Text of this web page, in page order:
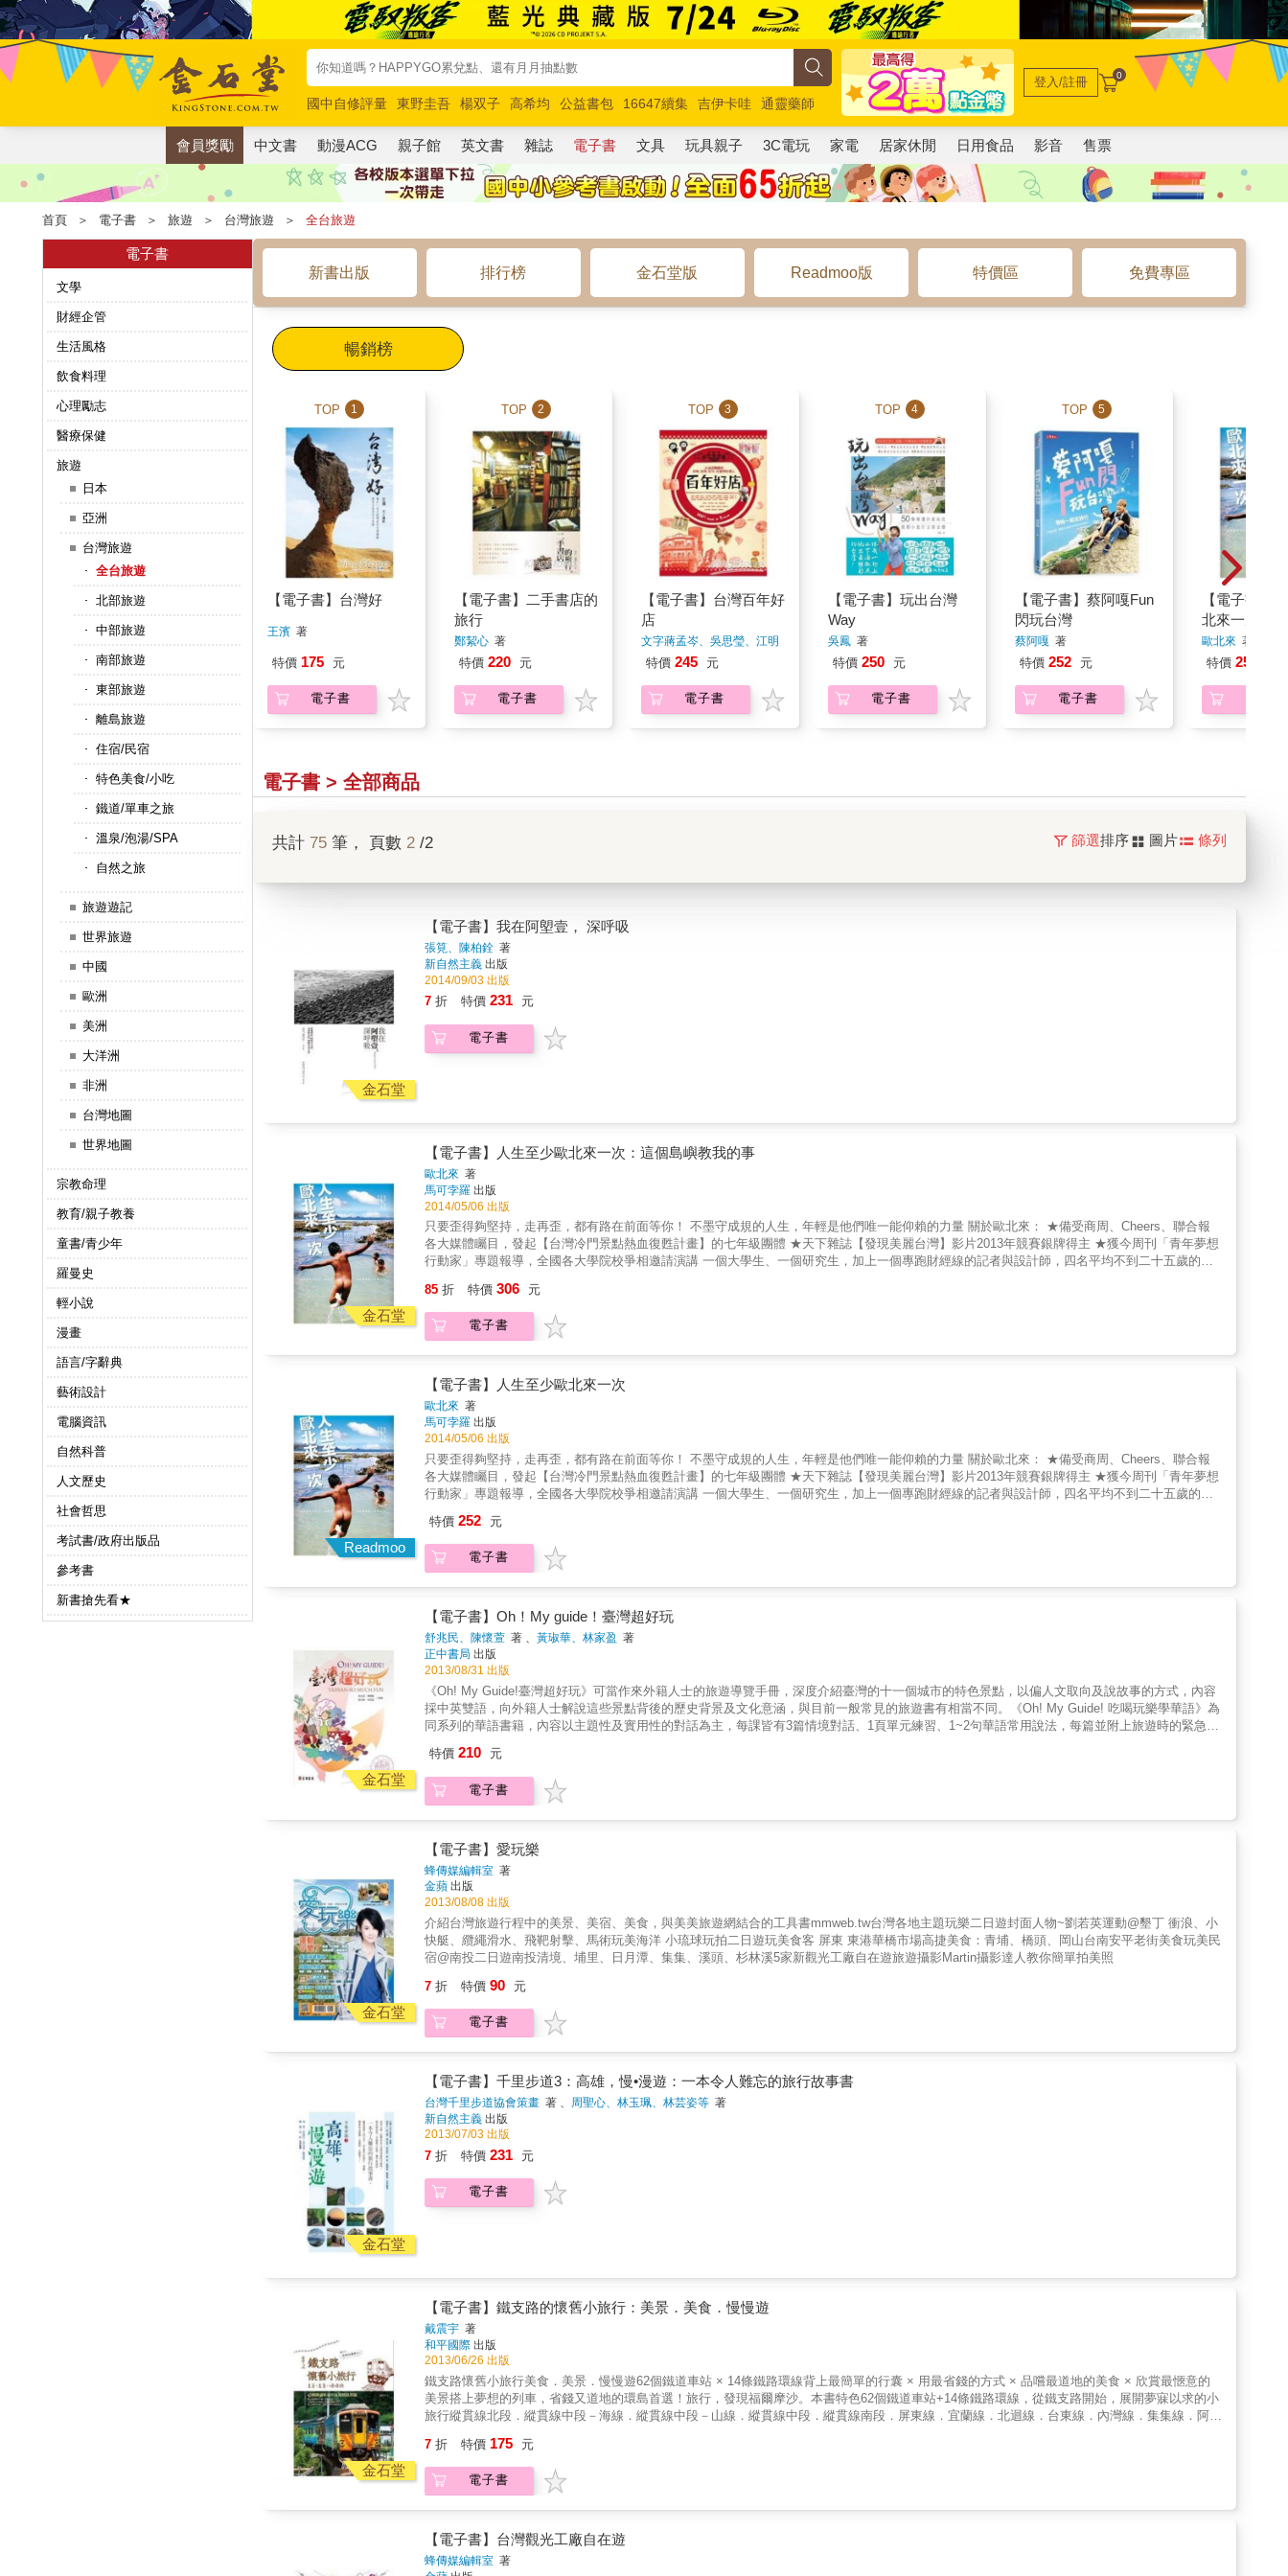
國中自修評量 東野圭吾 楊双子 高希均 公益書包 16647續集 吉伊卡哇
通靈藥師
唯紅花綻放
奧德賽 路邊攤新作 馬斯克 玩具總動員5 超慢跑
登入/註冊 0
會員獎勵 中文書 動漫ACG 親子館 英文書 雜誌 電子書 文具 玩具親子 3C電玩 家電 居家休閒 日用食品 影音 售票
首頁 ＞ 電子書 ＞ 旅遊 ＞ 台灣旅遊 ＞ 全台旅遊
電子書
文學
財經企管
生活風格
飲食料理
心理勵志
醫療保健
旅遊
日本
亞洲
台灣旅遊
全台旅遊
北部旅遊
中部旅遊
南部旅遊
東部旅遊
離島旅遊
住宿/民宿
特色美食/小吃
鐵道/單車之旅
溫泉/泡湯/SPA
自然之旅
旅遊遊記
世界旅遊
中國
歐洲
美洲
大洋洲
非洲
台灣地圖
世界地圖
宗教命理
教育/親子教養
童書/青少年
羅曼史
輕小說
漫畫
語言/字辭典
藝術設計
電腦資訊
自然科普
人文歷史
社會哲思
考試書/政府出版品
參考書
新書搶先看★
新書出版 排行榜 金石堂版 Readmoo版 特價區 免費專區
暢銷榜
TOP 1
【電子書】台灣好
王濱著
特價 175 元
電子書
TOP 2
【電子書】二手書店的
旅行
鄭絜心著
特價 220 元
電子書
TOP 3
【電子書】台灣百年好
店
文字蔣孟岑、吳思瑩、江明
麗著
特價 245 元
電子書
TOP 4
【電子書】玩出台灣
Way
吳鳳著
特價 250 元
電子書
TOP 5
【電子書】蔡阿嘎Fun
閃玩台灣
蔡阿嘎著
特價 252 元
電子書
【電子書】
北來一次
歐北來 著
特價 252
電子書 > 全部商品
共計 75 筆， 頁數 2 /2 篩選排序 圖片 條列
金石堂
【電子書】我在阿塱壹， 深呼吸
張筧、陳柏銓 著
新自然主義 出版
2014/09/03 出版
7 折 特價 231 元
電子書
金石堂
【電子書】人生至少歐北來一次：這個島嶼教我的事
歐北來 著
馬可孛羅 出版
2014/05/06 出版
只要歪得夠堅持，走再歪，都有路在前面等你！ 不墨守成規的人生，年輕是他們唯一能仰賴的力量 關於歐北來： ★備受商周、Cheers、聯合報
各大媒體矚目，發起【台灣冷門景點熱血復甦計畫】的七年級團體 ★天下雜誌【發現美麗台灣】影片2013年競賽銀牌得主 ★獲今周刊「青年夢想
行動家」專題報導，全國各大學院校爭相邀請演講 一個大學生、一個研究生，加上一個專跑財經線的記者與設計師，四名平均不到二十五歲的年
低估了你自己。 「歐北來」在台語中是「胡亂來」的意思，而在長輩眼中，這群歐北來青年也似乎把人生走歪得很徹底。沒有收入、沒有經濟奧
援，他們啃著夢想，用腳踏遍台灣，蒐集正在消失的鄉土角落，以及那些被我們遺忘的美好故事。 這是一群年輕人歐北來壯遊台灣的故事，他們
在路上認識了各式各樣的人：真人版虎克船長、流浪街頭的藝術家、返鄉奮鬥的創業青年&hellip;&hellip;對他們而言，這些人不僅是一道道擦身而
85 折 特價 306 元
電子書
Readmoo
【電子書】人生至少歐北來一次
歐北來 著
馬可孛羅 出版
2014/05/06 出版
只要歪得夠堅持，走再歪，都有路在前面等你！ 不墨守成規的人生，年輕是他們唯一能仰賴的力量 關於歐北來： ★備受商周、Cheers、聯合報
各大媒體矚目，發起【台灣冷門景點熱血復甦計畫】的七年級團體 ★天下雜誌【發現美麗台灣】影片2013年競賽銀牌得主 ★獲今周刊「青年夢想
行動家」專題報導，全國各大學院校爭相邀請演講 一個大學生、一個研究生，加上一個專跑財經線的記者與設計師，四名平均不到二十五歲的年
低估了你自己。 「歐北來」在台語中是「胡亂來」的意思，而在長輩眼中，這群歐北來青年也似乎把人生走歪得很徹底。沒有收入、沒有經濟奧
援，他們啃著夢想，用腳踏遍台灣，蒐集正在消失的鄉土角落，以及那些被我們遺忘的美好故事。 這是一群年輕人歐北來壯遊台灣的故事，他們
在路上認識了各式各樣的人：真人版虎克船長、流浪街頭的藝術家、返鄉奮鬥的創業青年&hellip;&hellip;對他們而言，這些人不僅是一道道擦身而
特價 252 元
電子書
金石堂
【電子書】Oh！My guide！臺灣超好玩
舒兆民、陳懷萱 著 、黃琡華、林家盈 著
正中書局 出版
2013/08/31 出版
《Oh! My Guide!臺灣超好玩》可當作來外籍人士的旅遊導覽手冊，深度介紹臺灣的十一個城市的特色景點，以偏人文取向及說故事的方式，內容
採中英雙語，向外籍人士解說這些景點背後的歷史背景及文化意涵，與目前一般常見的旅遊書有相當不同。《Oh! My Guide! 吃喝玩樂學華語》為
同系列的華語書籍，內容以主題性及實用性的對話為主，每課皆有3篇情境對話、1頁單元練習、1~2句華語常用說法，每篇並附上旅遊時的緊急用
花、一知半解。4.每篇附上建議行程，旅遊免煩惱。5.實用的QR code連結，讓你查找資料好方便。
特價 210 元
電子書
金石堂
【電子書】愛玩樂
蜂傳媒編輯室 著
金蘋 出版
2013/08/08 出版
介紹台灣旅遊行程中的美景、美宿、美食，與美美旅遊網結合的工具書mmweb.tw台灣各地主題玩樂二日遊封面人物~劉若英運動@墾丁 衝浪、小
快艇、纜繩滑水、飛靶射擊、馬術玩美海洋 小琉球玩拍二日遊玩美食客 屏東 東港華橋市場高捷美食：青埔、橋頭、岡山台南安平老街美食玩美民
宿@南投二日遊南投清境、埔里、日月潭、集集、溪頭、杉林溪5家新觀光工廠自在遊旅遊攝影Martin攝影達人教你簡單拍美照
7 折 特價 90 元
電子書
金石堂
【電子書】千里步道3：高雄，慢•漫遊：一本令人難忘的旅行故事書
台灣千里步道協會策畫 著 、 周聖心、林玉珮、林芸姿等 著
新自然主義 出版
2013/07/03 出版
7 折 特價 231 元
電子書
金石堂
【電子書】鐵支路的懷舊小旅行：美景．美食．慢慢遊
戴震宇 著
和平國際 出版
2013/06/26 出版
鐵支路懷舊小旅行美食．美景．慢慢遊62個鐵道車站 × 14條鐵路環線背上最簡單的行囊 × 用最省錢的方式 × 品嚐最道地的美食 × 欣賞最愜意的
美景搭上夢想的列車，省錢又道地的環島首選！旅行，發現福爾摩沙。本書特色62個鐵道車站+14條鐵路環線，從鐵支路開始，展開夢寐以求的小
旅行縱貫線北段．縱貫線中段－海線．縱貫線中段－山線．縱貫線中段．縱貫線南段．屏東線．宜蘭線．北迴線．台東線．內灣線．集集線．阿里
＊內附全台鐵路圖拉頁
7 折 特價 175 元
電子書
【電子書】台灣觀光工廠自在遊
蜂傳媒編輯室 著